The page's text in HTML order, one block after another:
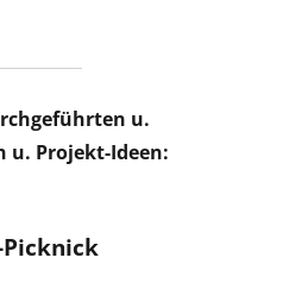
u.
u. Projekt-Ideen: